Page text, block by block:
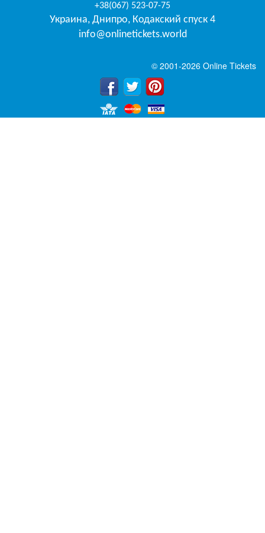
+38(067) 523-07-75
Украина, Днипро, Кодакский спуск 4
info@onlinetickets.world
© 2001-2026 Online Tickets